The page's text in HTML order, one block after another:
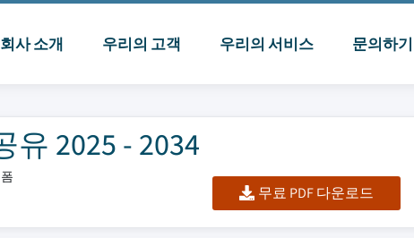
회사 소개 우리의 고객 우리의 서비스 문의하기
2025 - 2034
무료 PDF 다운로드